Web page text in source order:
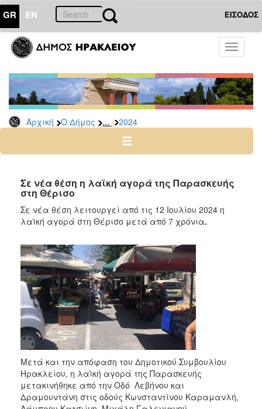
GR EN ΕΙΣΟΔΟΣ
Toggle
Αρχική Ο Δήμος ... 2024
ΔΗΜΟΣ
Δελτία
Τύπου
Αρχείο
2026
2024
2022
2021
2020
2019
2018
2017
2016
2015
2013
2012
2011
2010
2006
Σε νέα θέση η λαϊκή αγορά της Παρασκευής
στη Θέρισο
Σε νέα θέση λειτουργεί από τις 12 Ιουλίου 2024 η
λαϊκή αγορά στη Θέρισο μετά από 7 χρόνια.
Μετά και την απόφαση του Δημοτικού Συμβουλίου
Ηρακλείου, η λαϊκή αγορά της Παρασκευής
μετακινήθηκε από την Οδό Λεβήνου και
Δραμουντάνη στις οδούς Κωνσταντίνου Καραμανλή,